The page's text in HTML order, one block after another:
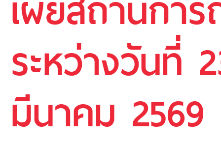
ระหว่างวันที่
มีนาคม 2569